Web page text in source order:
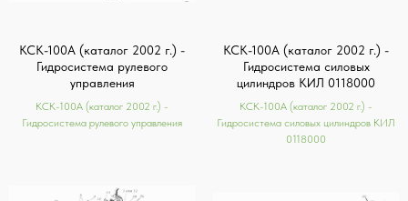
КСК-100А (каталог 2002 г.) -
Гидросистема рулевого
управления
КСК-100А (каталог 2002 г.) -
Гидросистема рулевого управления
КСК-100А (каталог 2002 г.) -
Гидросистема силовых
цилиндров КИЛ 0118000
КСК-100А (каталог 2002 г.) -
Гидросистема силовых цилиндров КИЛ
0118000